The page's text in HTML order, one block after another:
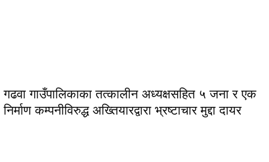
गढवा गाउँपालिकाका तत्कालीन अध्यक्षसहित ५ जना र एक
निर्माण कम्पनीविरुद्ध अख्तियारद्वारा भ्रष्टाचार मुद्दा दायर